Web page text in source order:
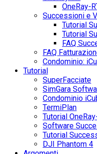
OneRay-
Successioni e
Tutorial
Tutorial
FAQ
FAQ
Condominio:
Tutorial
SuperFacciate
SimGara
Condominio
TermiPlan
Tutorial
Software
Tutorial
DJI Phantom 4